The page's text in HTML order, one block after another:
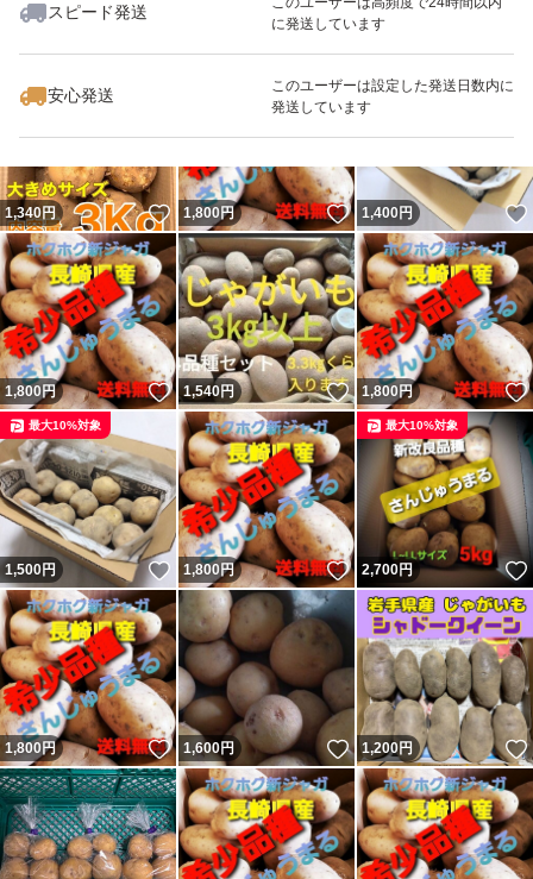
スピード発送
に発送しています
安心発送
このユーザーは設定した発送日数内に
発送しています
いいね！
1,980
1,340円 いいね！
1,800 円 いいね！
1,400円
1,800 円 いいね！
1,540円 いいね！
1,800 円
1,500円 いいね！
最大10%対象
1,800 円 いいね！
2,700円
最大10%対象
1,800 円 いいね！
1,600円 いいね！
1,200円